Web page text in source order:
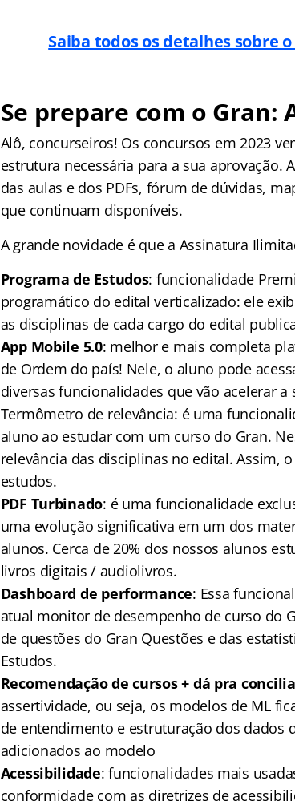
Saiba todos os detalhes sobre
Se prepare com o
Alô, concurseiros! Os concursos em 2023
estrutura necessária para a sua
das aulas e dos PDFs, fórum de dúvidas,
que continuam disponíveis.
A grande novidade é que a Assinatura
Programa de Estudos: funcionalidade
programático do edital verticalizado: ele
as disciplinas de cada cargo do edital
App Mobile 5.0: melhor e mais completa
de Ordem do país! Nele, o aluno pode
diversas funcionalidades que vão acelerar a
Termômetro de relevância: é uma
aluno ao estudar com um curso do Gran.
relevância das disciplinas no edital. Assim,
estudos.
PDF Turbinado: é uma funcionalidade
uma evolução significativa em um dos
alunos. Cerca de 20% dos nossos alunos
livros digitais / audiolivros.
Dashboard de performance: Essa
atual monitor de desempenho de curso do
de questões do Gran Questões e das
Estudos.
Recomendação de cursos + dá pra
assertividade, ou seja, os modelos de ML
de entendimento e estruturação dos dados
adicionados ao modelo
Acessibilidade: funcionalidades mais
conformidade com as diretrizes de